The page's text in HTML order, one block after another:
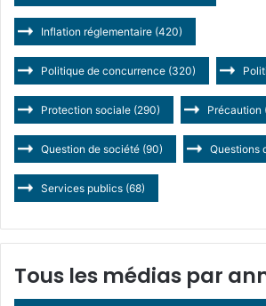
Inflation réglementaire (420)
Politique de concurrence (320)
Protection sociale (290) Précaution
Question de société (90) Questions
Services publics (68)
Tous les médias par